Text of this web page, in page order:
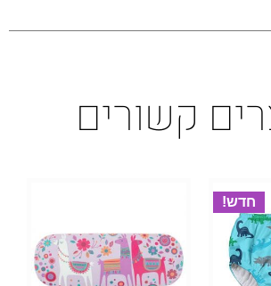
קשורים
חדש!